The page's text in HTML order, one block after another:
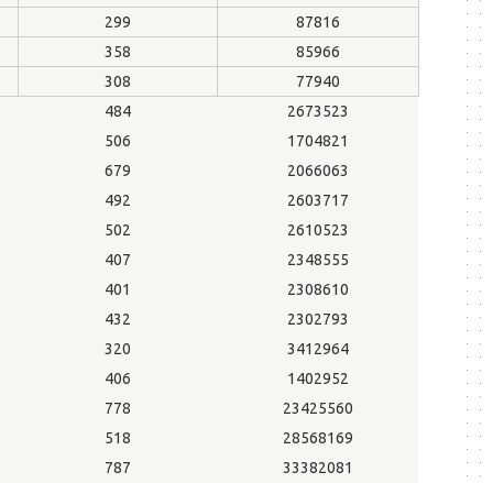
299
87816
358
85966
308
77940
484
2673523
506
1704821
679
2066063
492
2603717
502
2610523
407
2348555
401
2308610
432
2302793
320
3412964
406
1402952
778
23425560
518
28568169
787
33382081